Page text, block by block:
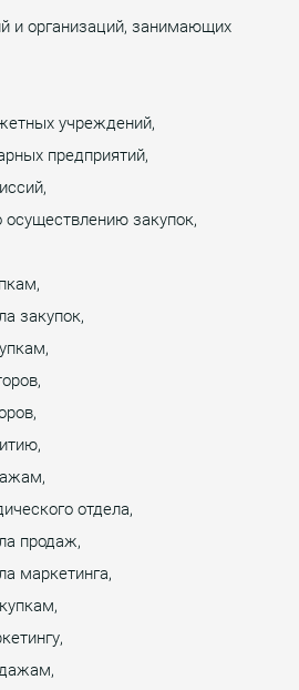
и организаций, занимающих
учреждений,
предприятий,
закупок,
закупок,
отдела,
продаж,
маркетинга,